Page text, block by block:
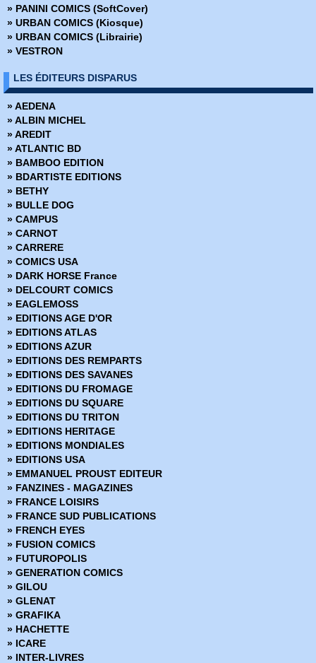
» Batman - The Dark Knight
» Battle Chasers - Intégrale
» Battle Pope - Intégrale
» Battlebeast - Le Fauve de combat
» Bêtes de somme
» Big Guy
» Big man plans
» Birthright
» Black Hole
» Black Kiss
» Blacking Out
» Blade Runner 2019
» Blade Runner 2029
» Blood and Thunder
» Body Bags
» Bone
» Bone Hors Série
» Bone Parish
» Bourbon Thret
» BPRD
» BPRD - L'Enfer sur terre
» BPRD - Un Mal bien connu
» BPRD Origines
» Brit
» BRZRKR
» BRZRKR - Bloodlines
» BuzzKill
» Cages
» Canary
» Captain Ginger
» Changing Ways
» Charlie Adlard - Art Book
» Château l'attente
» Chimichanga
» Choker
» Chroniques de Corum
» Chroniques de Groom Lake
» Cinder & Ashe
» ClaSSwar
» Clear
» Clone
» Clones
» Clyde fans
» Codeflesh
» Collection Outsider
» PANINI COMICS (SoftCover)
» URBAN COMICS (Kiosque)
» URBAN COMICS (Librairie)
» VESTRON
LES ÉDITEURS DISPARUS
» AEDENA
» ALBIN MICHEL
» AREDIT
» ATLANTIC BD
» BAMBOO EDITION
» BDARTISTE EDITIONS
» BETHY
» BULLE DOG
» CAMPUS
» CARNOT
» CARRERE
» COMICS USA
» DARK HORSE France
» DELCOURT COMICS
» EAGLEMOSS
» EDITIONS AGE D'OR
» EDITIONS ATLAS
» EDITIONS AZUR
» EDITIONS DES REMPARTS
» EDITIONS DES SAVANES
» EDITIONS DU FROMAGE
» EDITIONS DU SQUARE
» EDITIONS DU TRITON
» EDITIONS HERITAGE
» EDITIONS MONDIALES
» EDITIONS USA
» EMMANUEL PROUST EDITEUR
» FANZINES - MAGAZINES
» FRANCE LOISIRS
» FRANCE SUD PUBLICATIONS
» FRENCH EYES
» FUSION COMICS
» FUTUROPOLIS
» GENERATION COMICS
» GILOU
» GLENAT
» GRAFIKA
» HACHETTE
» ICARE
» INTER-LIVRES